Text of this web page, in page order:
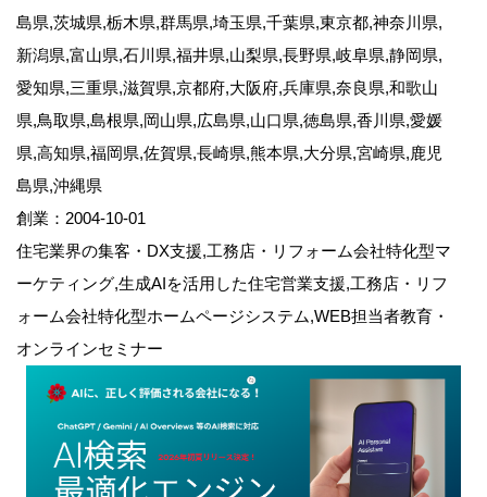
島県,茨城県,栃木県,群馬県,埼玉県,千葉県,東京都,神奈川県,
新潟県,富山県,石川県,福井県,山梨県,長野県,岐阜県,静岡県,
愛知県,三重県,滋賀県,京都府,大阪府,兵庫県,奈良県,和歌山
県,鳥取県,島根県,岡山県,広島県,山口県,徳島県,香川県,愛媛
県,高知県,福岡県,佐賀県,長崎県,熊本県,大分県,宮崎県,鹿児
島県,沖縄県
創業：2004-10-01
住宅業界の集客・DX支援,工務店・リフォーム会社特化型マ
ーケティング,生成AIを活用した住宅営業支援,工務店・リフ
ォーム会社特化型ホームページシステム,WEB担当者教育・
オンラインセミナー